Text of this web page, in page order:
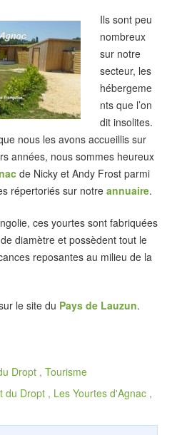
Ils sont peu
nombreux
sur notre
secteur, les
hébergeme
nts que l’on
dit insolites.
nous les avons accueillis sur
années, nous sommes heureux
de Nicky et Andy Frost parmi
répertoriés sur notre annuaire.
ces yourtes sont fabriquées
diamètre et possèdent tout le
reposantes au milieu de la
le site du Pays de Lauzun.
Dropt , Tourisme
du Dropt , Les Yourtes d'Agnac ,